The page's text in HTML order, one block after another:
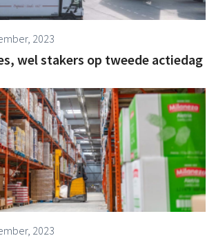
2023
wel stakers op tweede actiedag
2023